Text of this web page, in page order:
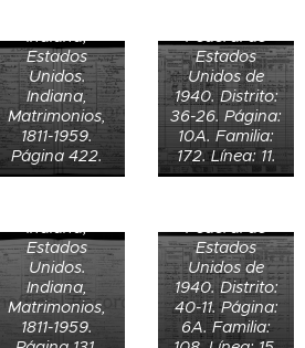
Indiana,
Estados
Unidos.
Indiana,
Matrimonios,
1811-1959.
Página 422.
Federal de
Estados
Unidos de
1940. Distrito:
36-26. Página:
10A. Familia:
172. Línea: 11.
Registro de
matrimonio de
Lee Clarence
Dowling y
Ruth Marie
Johnson el 7
de febrero de
Indiana,
Estados
Unidos.
Indiana,
Matrimonios,
1811-1959.
Naomi Leigh
Dowling de 15
años en
Jennings,
Indiana,
Federal de
Estados
Unidos de
1940. Distrito:
40-11. Página:
6A. Familia:
Acta de
matrimonio de
Barbara E.
Moxley y John
Brigg el 23 de
junio de 1951
Defunción de
Charlotte E.
Brigg (76) el 8
de septiembre
de 1936 en
Knaresborough,